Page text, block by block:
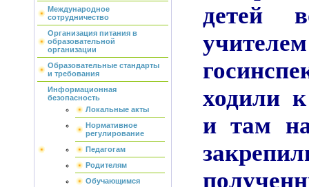
Международное
сотрудничество
Организация питания в
образовательной
организации
Образовательные стандарты
и требования
Информационная
безопасность
Локальные акты
Нормативное
регулирование
Педагогам
Родителям
Обучающимся
детей
ходили
и там